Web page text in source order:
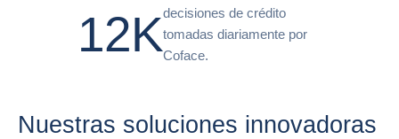
12Kdecisiones de crédito
tomadas diariamente por
Coface.
Nuestras soluciones innovadoras